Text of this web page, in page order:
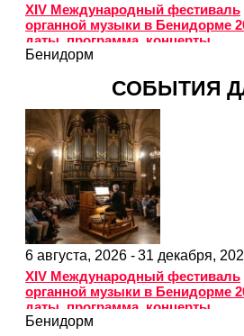
XIV Международный фестиваль
органной музыки в Бенидорме
даты, программа, концерты
Бенидорм
СОБЫТИЯ
6 августа, 2026 -31 декабря,
XIV Международный фестиваль
органной музыки в Бенидорме
даты, программа, концерты
Бенидорм